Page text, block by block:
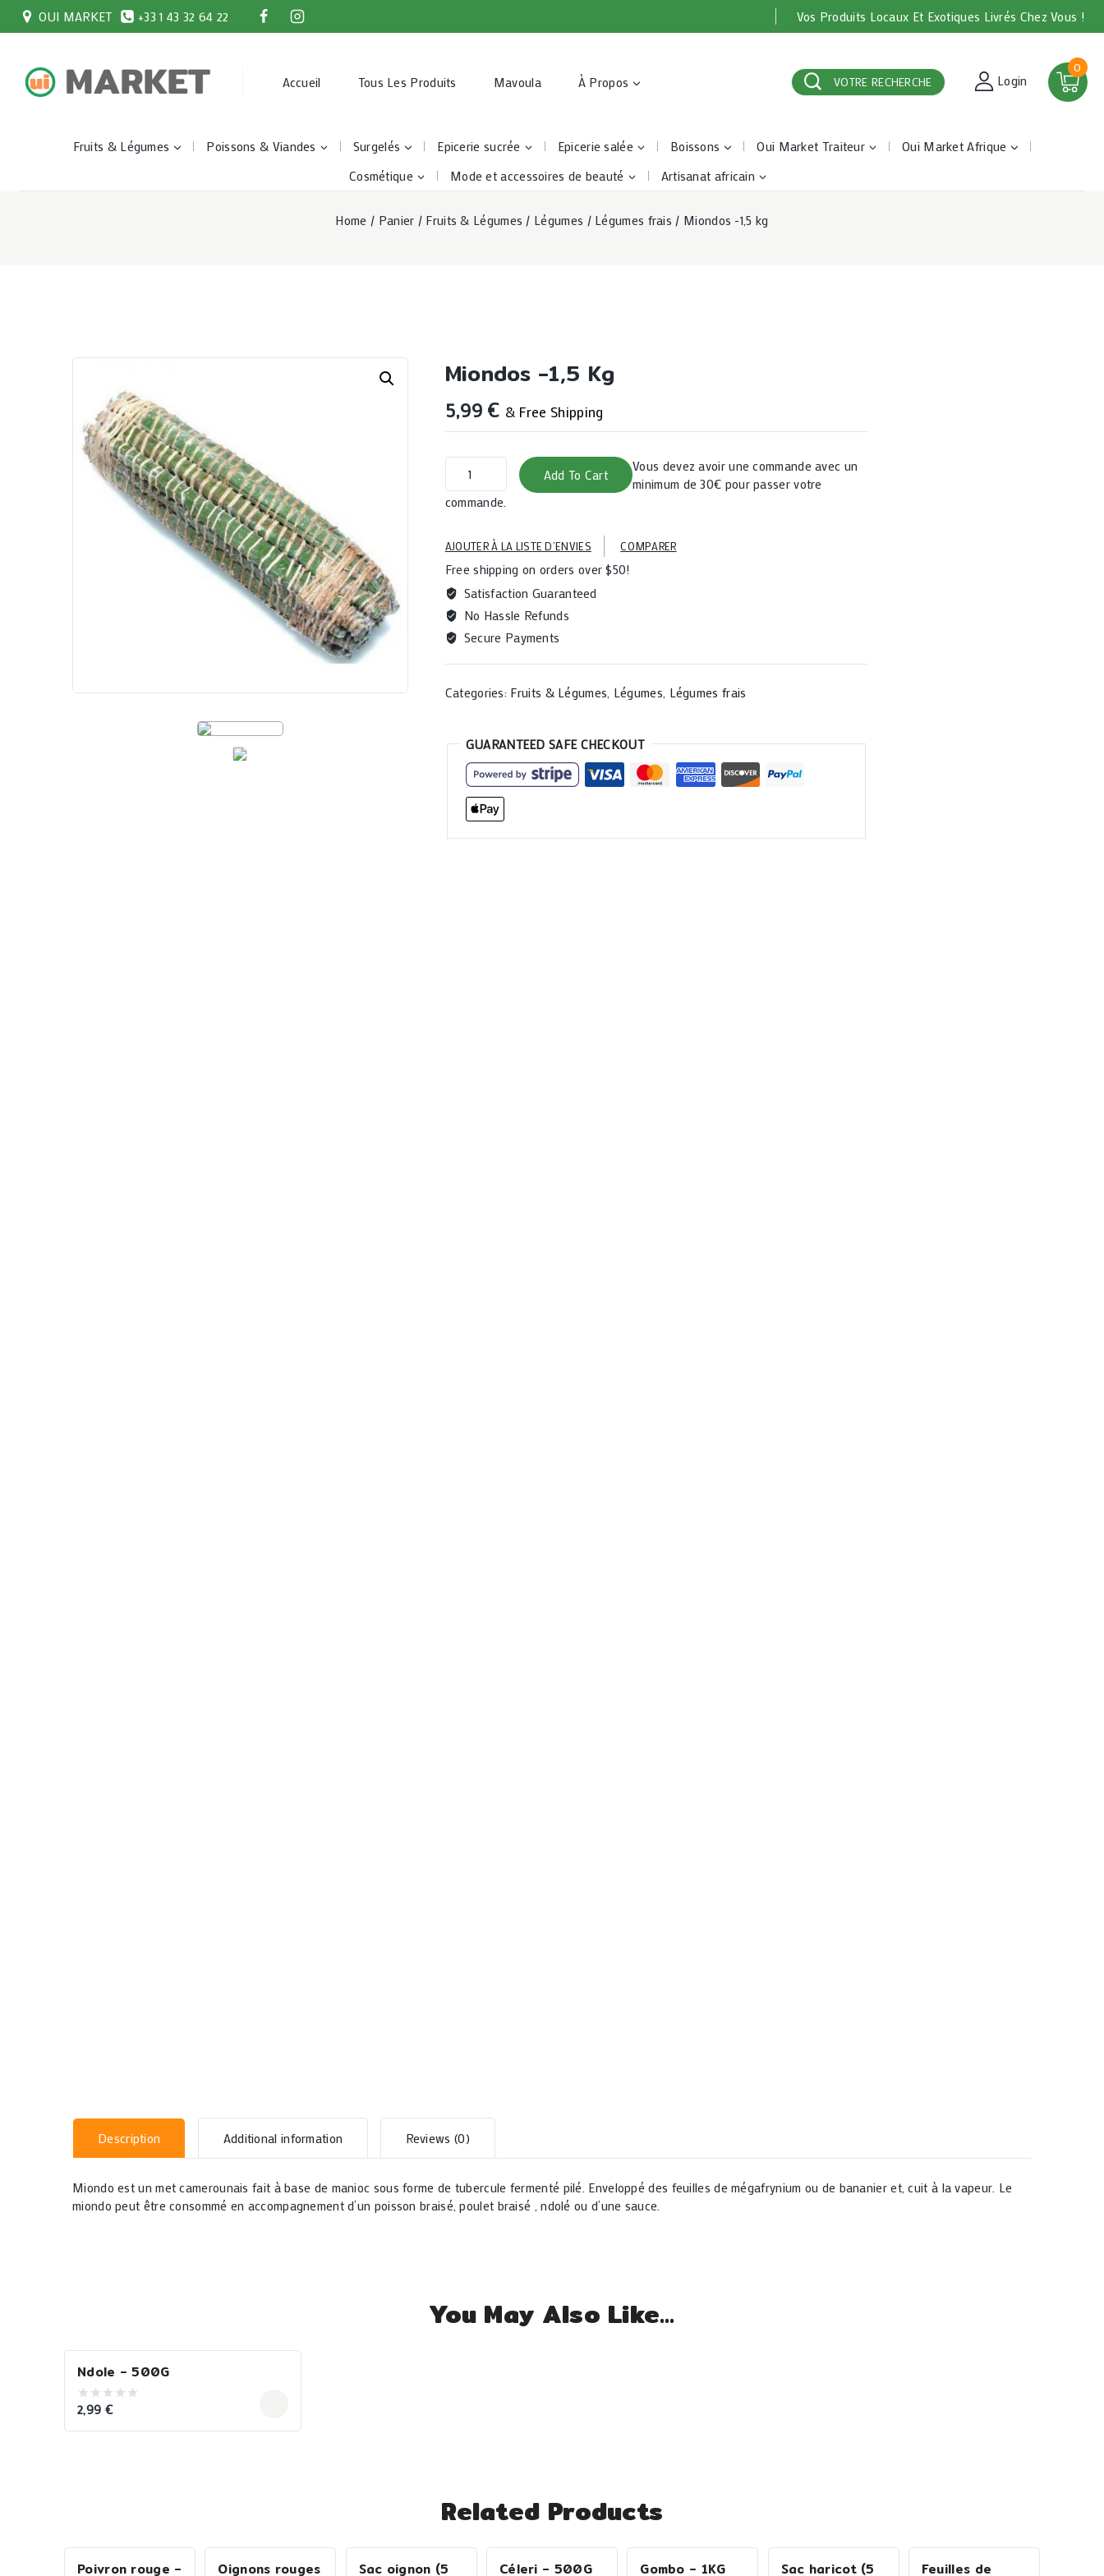
OUI MARKET +33 1 43 32 64 22 Vos Produits Locaux Et Exotiques Livrés Chez Vous !
Accueil Tous Les Produits Mavoula À Propos VOTRE RECHERCHE Login
0
Fruits & Légumes Poissons & Viandes Surgelés Epicerie sucrée Epicerie salée Boissons Oui Market Traiteur
Oui Market Afrique
Cosmétique
Mode et accessoires de beauté Artisanat africain
Home / Panier / Fruits & Légumes / Légumes / Légumes frais / Miondos -1,5 kg
Miondos -1,5 Kg
5,99 € & Free Shipping
Miondos
kg
Add To Cart
Vous devez avoir une commande avec un
minimum de 30€ pour passer votre
commande.
AJOUTER À LA LISTE D’ENVIES COMPARER
Free shipping on orders over $50!
Satisfaction Guaranteed
No Hassle Refunds
Secure Payments
Categories: Fruits & Légumes Légumes Légumes frais
GUARANTEED SAFE CHECKOUT
Description Additional information Reviews (0)
Miondoest un met camerounais fait à base de manioc sous forme de tubercule fermenté pilé. Enveloppé des feuillesde mégafrynium ou de bananieret, cuit à la vapeur. Le
miondo peut être consommé en accompagnement d’un poisson braisé, poulet braisé , ndolé ou d’une sauce.
You May Also Like…
Ndole – 500G
0
of
2,99 €
Related Products
Poivron rouge – Oignons rouges Sac oignon (5 Céleri – 500G Gombo – 1KG Sac haricot (5 Feuilles de